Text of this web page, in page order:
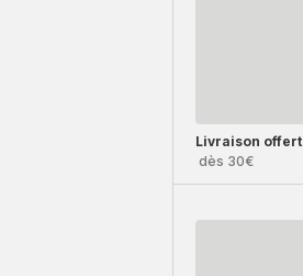
Livraison
dès 30€